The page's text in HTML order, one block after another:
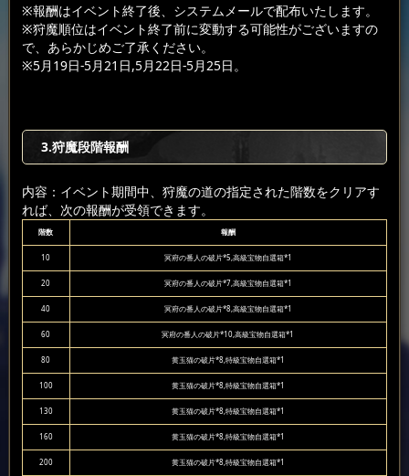
※報酬はイベント終了後、システムメールで配布いたします。
※狩魔順位はイベント終了前に変動する可能性がございますの
で、あらかじめご了承ください。
※5月19日-5月21日,5月22日-5月25日。
3.狩魔段階報酬
内容：イベント期間中、狩魔の道の指定された階数をクリアす
れば、次の報酬が受領できます。
階数 報酬
10 冥府の番人の破片*5,高級宝物自選箱*1
20 冥府の番人の破片*7,高級宝物自選箱*1
40 冥府の番人の破片*8,高級宝物自選箱*1
60 冥府の番人の破片*10,高級宝物自選箱*1
80 黄玉猫の破片*8,特級宝物自選箱*1
100 黄玉猫の破片*8,特級宝物自選箱*1
130 黄玉猫の破片*8,特級宝物自選箱*1
160 黄玉猫の破片*8,特級宝物自選箱*1
200 黄玉猫の破片*8,特級宝物自選箱*1